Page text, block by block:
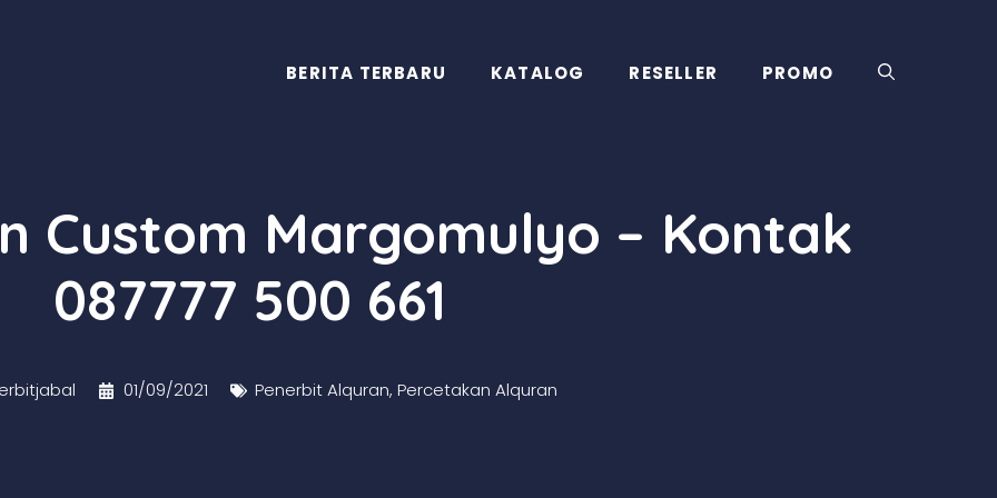
BERITA TERBARU KATALOG RESELLER PROMO
Custom Margomulyo – Kontak
087777 500 661
01/09/2021 Penerbit Alquran,Percetakan Alquran